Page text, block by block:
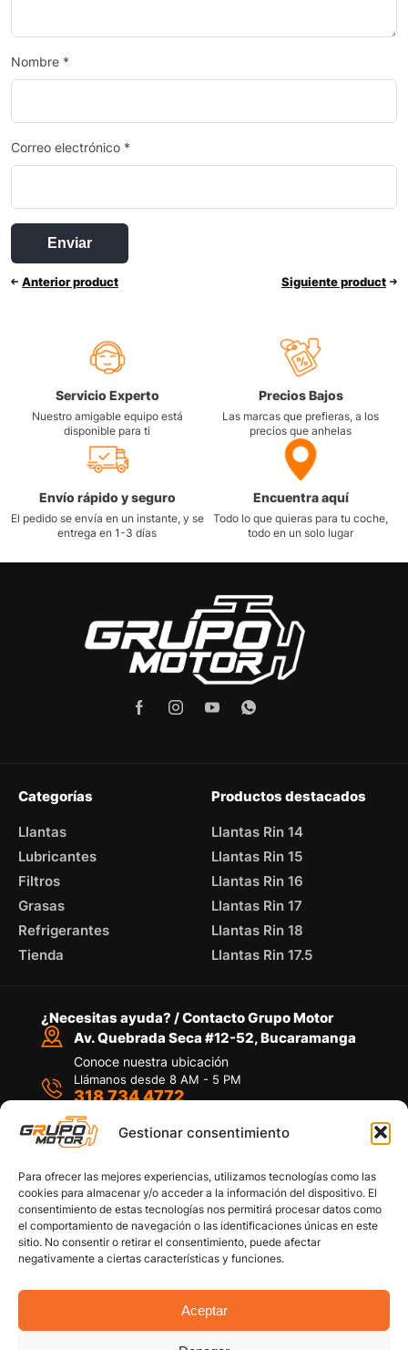
Gestionar consentimiento
Para ofrecer las mejores experiencias, utilizamos tecnologías como las
cookies para almacenar y/o acceder a la información del dispositivo. El
consentimiento de estas tecnologías nos permitirá procesar datos como
el comportamiento de navegación o las identificaciones únicas en este
sitio. No consentir o retirar el consentimiento, puede afectar
negativamente a ciertas características y funciones.
Aceptar
Nombre *
Correo electrónico *
Anterior product Siguiente product
Servicio Experto
Nuestro amigable equipo está
disponible para ti
Precios Bajos
Las marcas que prefieras, a los
precios que anhelas
Envío rápido y seguro
El pedido se envía en un instante, y se
entrega en 1-3 días
Encuentra aquí
Todo lo que quieras para tu coche,
todo en un solo lugar
Categorías
Llantas
Lubricantes
Filtros
Grasas
Refrigerantes
Tienda
Productos destacados
Llantas Rin 14
Llantas Rin 15
Llantas Rin 16
Llantas Rin 17
Llantas Rin 18
Llantas Rin 17.5
¿Necesitas ayuda? / Contacto Grupo Motor
Av. Quebrada Seca #12-52, Bucaramanga
Conoce nuestra ubicación
Llámanos desde 8 AM - 5 PM
318 734 4772
Por medio de WhatsApp
Políticas de privacidad
Política de devoluciones y/o reembolsos
Términos y Condiciones